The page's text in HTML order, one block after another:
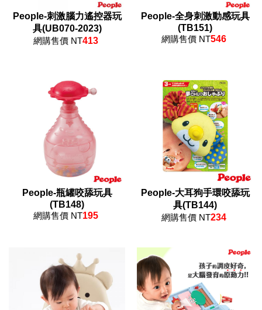
People-刺激腦力遙控器玩
具(UB070-2023)
網購售價 NT413
People-全身刺激動感玩具
(TB151)
網購售價 NT546
People-瓶罐咬舔玩具
(TB148)
網購售價 NT195
People-大耳狗手環咬舔玩
具(TB144)
網購售價 NT234